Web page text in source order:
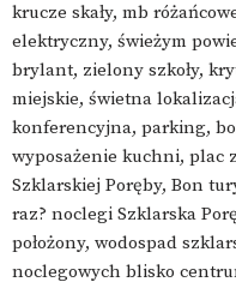
krucze skały, mb
elektryczny, świeżym
brylant, zielony szkoły,
miejskie, świetna
konferencyjna, parking,
wyposażenie kuchni, plac
Szklarskiej Poręby, Bon
raz? noclegi Szklarska
położony, wodospad
noclegowych blisko